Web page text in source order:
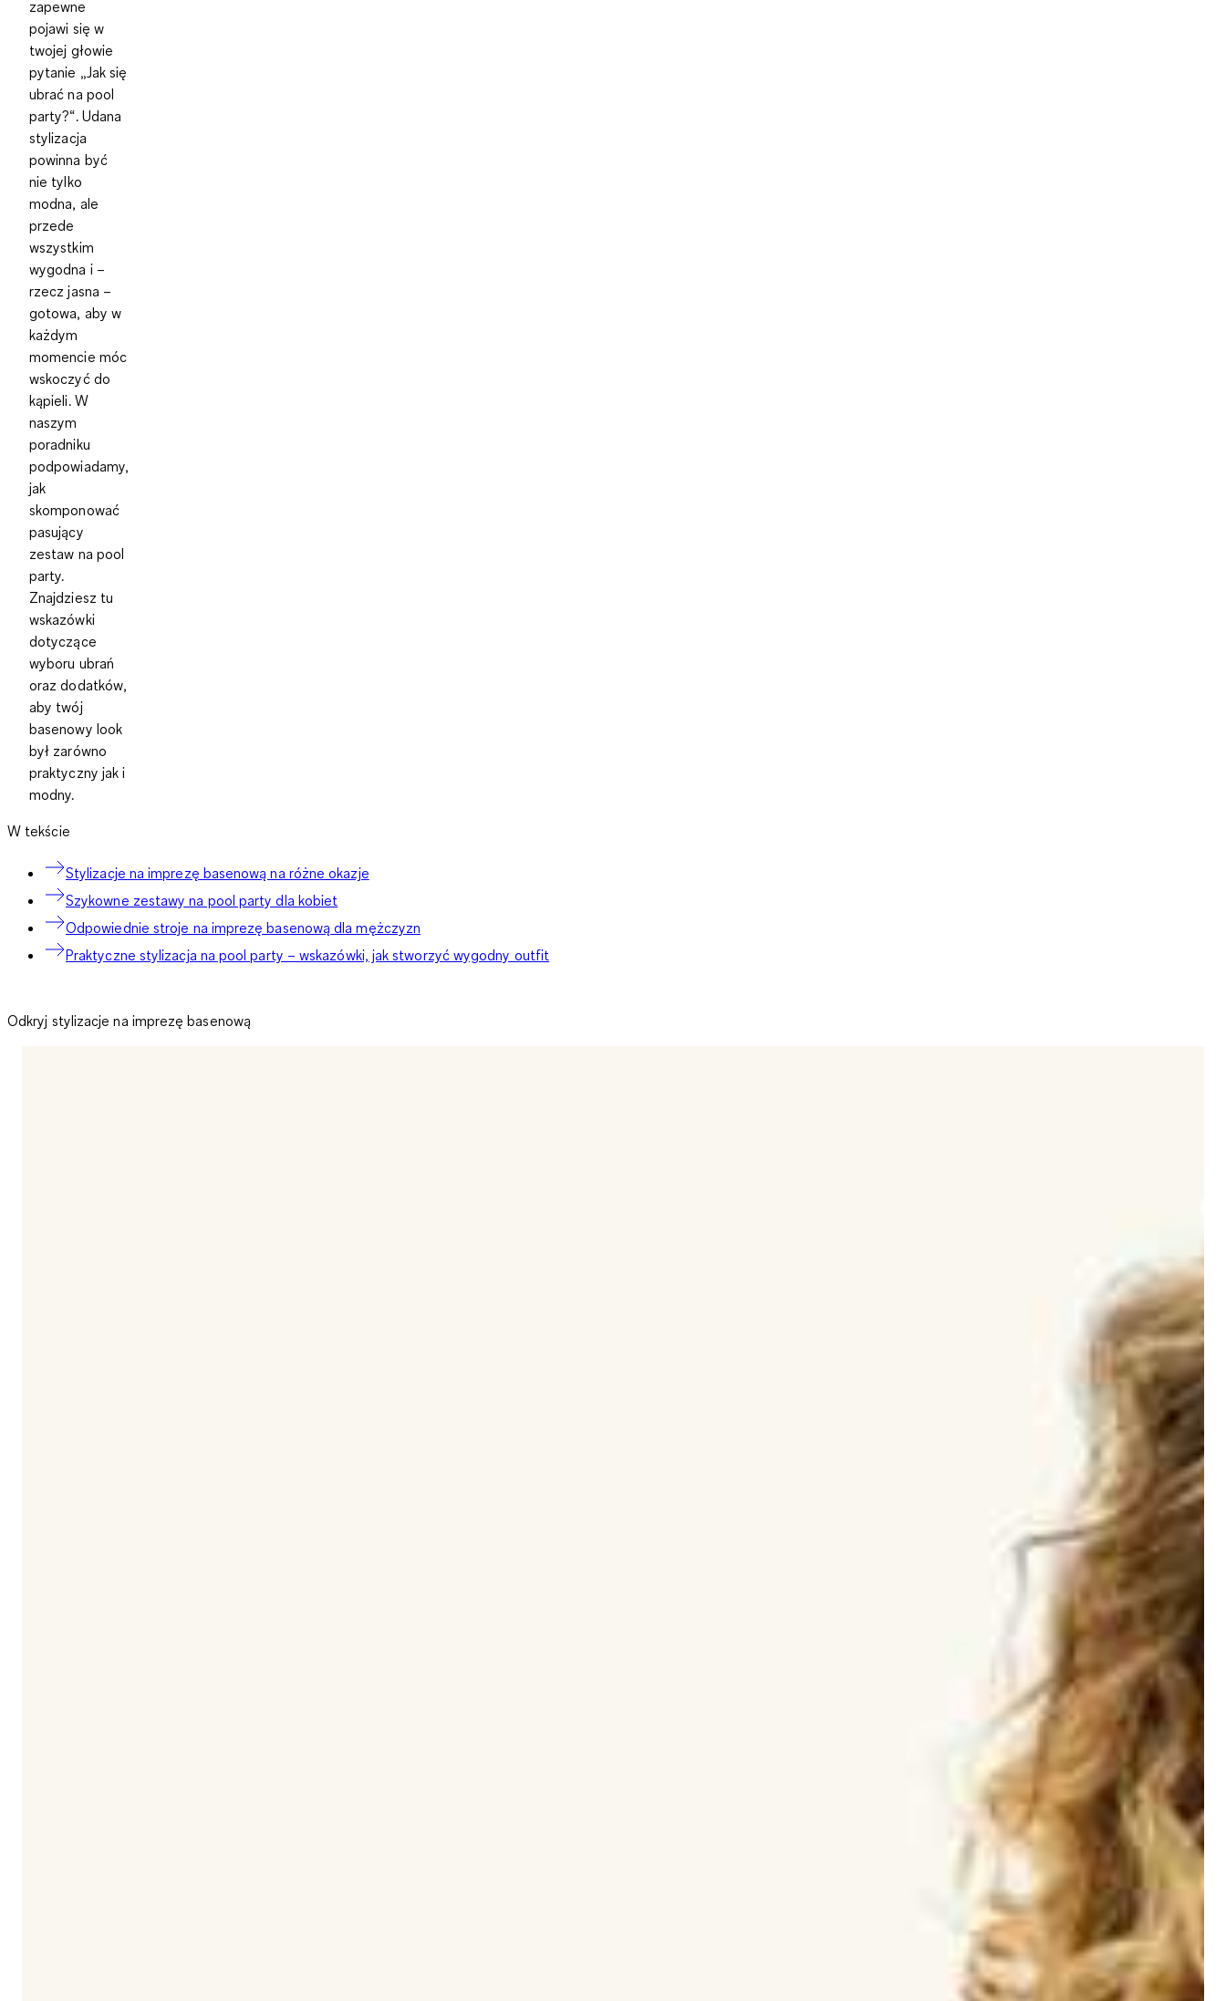
zapewne
pojawi się w
twojej głowie
pytanie „Jak się
ubrać na pool
party?“. Udana
stylizacja
powinna być
nie tylko
modna, ale
przede
wszystkim
wygodna i –
rzecz jasna –
gotowa, aby w
każdym
momencie móc
wskoczyć do
kąpieli. W
naszym
poradniku
podpowiadamy,
jak
skomponować
pasujący
zestaw na pool
party.
Znajdziesz tu
wskazówki
dotyczące
wyboru ubrań
oraz dodatków,
aby twój
basenowy look
był zarówno
praktyczny jak i
modny.
W tekście
Stylizacje na imprezę basenową na różne okazje
Szykowne zestawy na pool party dla kobiet
Odpowiednie stroje na imprezę basenową dla mężczyzn
Praktyczne stylizacja na pool party – wskazówki, jak stworzyć wygodny outfit
Odkryj stylizacje na imprezę basenową